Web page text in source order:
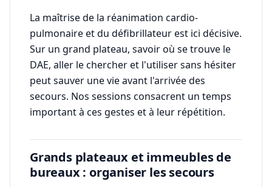
La maîtrise de la réanimation cardio-
pulmonaire et du défibrillateur est ici décisive.
Sur un grand plateau, savoir où se trouve le
DAE, aller le chercher et l'utiliser sans hésiter
peut sauver une vie avant l'arrivée des
secours. Nos sessions consacrent un temps
important à ces gestes et à leur répétition.
Grands plateaux et immeubles de
bureaux : organiser les secours